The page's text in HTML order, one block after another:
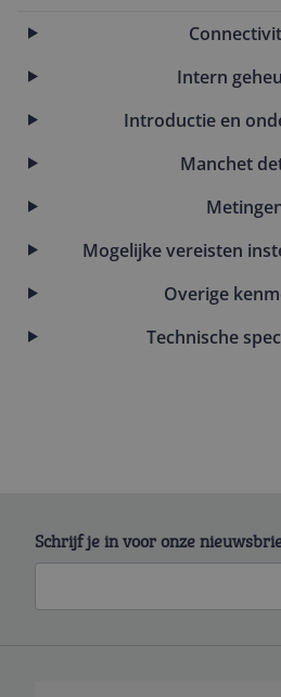
Intern
Introductie en
Manchet
Mogelijke vereisten
Overige
Technische
Schrijf je in voor onze